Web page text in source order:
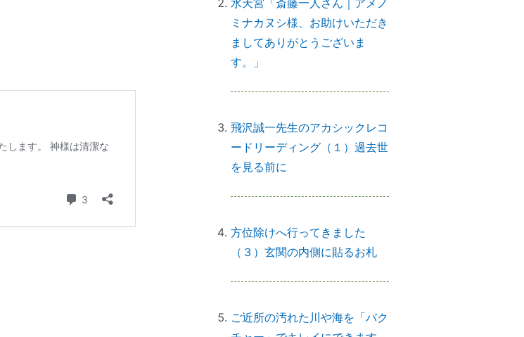
った
初詣に間に合わせるには、今がリ
「氏神神社」と「産土神社」の違
水天宮「斎藤一人さん｜アメノ
ミナカヌシ様、お助けいただき
ましてありがとうございま
す。」
飛沢誠一先生のアカシックレコ
ードリーディング（１）過去世
を見る前に
方位除けへ行ってきました
（３）玄関の内側に貼るお札
ご近所の汚れた川や海を「バク